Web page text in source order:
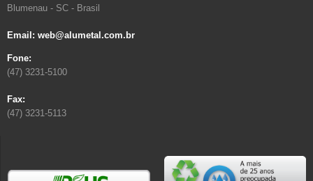
Blumenau - SC - Brasil
Email: web@alumetal.com.br
Fone:
(47) 3231-5100
Fax:
(47) 3231-5113